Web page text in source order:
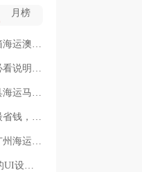
月榜
尔本的朋友
可海运布里
海运攻略！
的方法
需要提供什
或qian